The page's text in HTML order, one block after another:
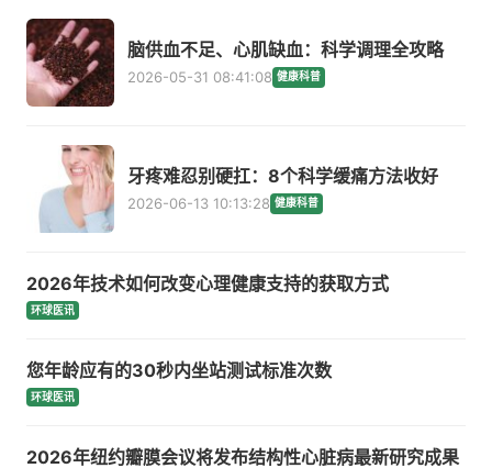
脑供血不足、心肌缺血：科学调理全攻略
2026-05-31 08:41:08 健康科普
牙疼难忍别硬扛：8个科学缓痛方法收好
2026-06-13 10:13:28 健康科普
2026年技术如何改变心理健康支持的获取方式
环球医讯
您年龄应有的30秒内坐站测试标准次数
环球医讯
2026年纽约瓣膜会议将发布结构性心脏病最新研究成果